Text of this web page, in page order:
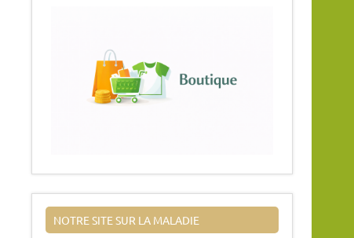
NOTRE SITE SUR LA MALADIE